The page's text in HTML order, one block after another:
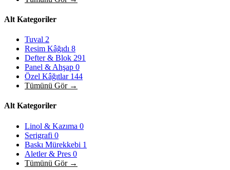
Alt Kategoriler
Tuval 2
Resim Kâğıdı 8
Defter & Blok 291
Panel & Ahşap 0
Özel Kâğıtlar 144
Tümünü Gör →
Alt Kategoriler
Linol & Kazıma 0
Serigrafi 0
Baskı Mürekkebi 1
Aletler & Pres 0
Tümünü Gör →